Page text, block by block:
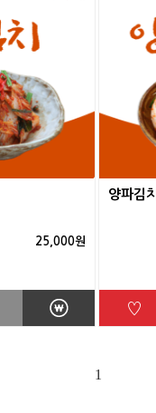
25,000원
양파김치
♡
1